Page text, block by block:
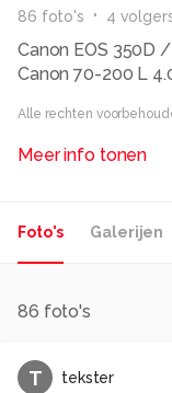
86 foto's 4 volger
Canon EOS 350D
Canon 70-200 L
Alle rechten
Meer info tonen
Foto's Galerijen
86 foto's
T tekster